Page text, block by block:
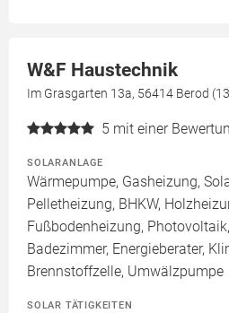
W&F Haustechnik
Im Grasgarten 13a, 56414 Berod
5 mit einer
SOLARANLAGE
Wärmepumpe, Gasheizung,
Pelletheizung, BHKW,
Fußbodenheizung,
Badezimmer, Energieberater,
Brennstoffzelle, Umwälzpumpe
SOLAR TÄTIGKEITEN